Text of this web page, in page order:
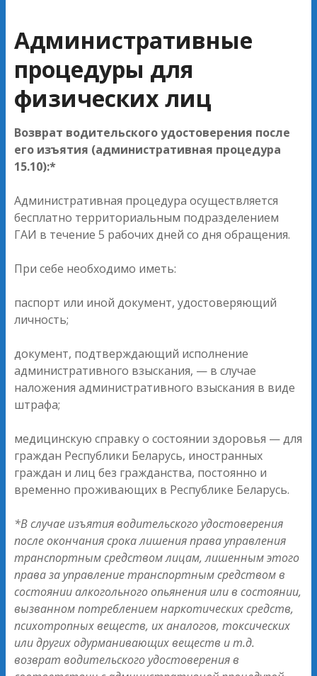
Административные
процедуры для
физических лиц
Возврат водительского удостоверения после
его изъятия (административная процедура
15.10):*
Административная процедура осуществляется
бесплатно территориальным подразделением
ГАИ в течение 5 рабочих дней со дня обращения.
При себе необходимо иметь:
паспорт или иной документ, удостоверяющий
личность;
документ, подтверждающий исполнение
административного взыскания, — в случае
наложения административного взыскания в виде
штрафа;
медицинскую справку о состоянии здоровья — для
граждан Республики Беларусь, иностранных
граждан и лиц без гражданства, постоянно и
временно проживающих в Республике Беларусь.
*В случае изъятия водительского удостоверения
после окончания срока лишения права управления
транспортным средством лицам, лишенным этого
права за управление транспортным средством в
состоянии алкогольного опьянения или в состоянии,
вызванном потреблением наркотических средств,
психотропных веществ, их аналогов, токсических
или других одурманивающих веществ и т.д.
возврат водительского удостоверения в